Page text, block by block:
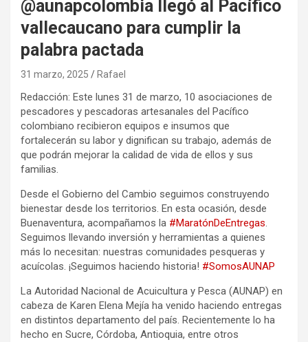
@aunapcolombia llegó al Pacífico
vallecaucano para cumplir la
palabra pactada
31 marzo, 2025 Rafael
Redacción: Este lunes 31 de marzo, 10 asociaciones de
pescadores y pescadoras artesanales del Pacífico
colombiano recibieron equipos e insumos que
fortalecerán su labor y dignifican su trabajo, además de
que podrán mejorar la calidad de vida de ellos y sus
familias.
Desde el Gobierno del Cambio seguimos construyendo
bienestar desde los territorios. En esta ocasión, desde
Buenaventura, acompañamos la #MaratónDeEntregas.
Seguimos llevando inversión y herramientas a quienes
más lo necesitan: nuestras comunidades pesqueras y
acuícolas. ¡Seguimos haciendo historia! #SomosAUNAP
La Autoridad Nacional de Acuicultura y Pesca (AUNAP) en
cabeza de Karen Elena Mejía ha venido haciendo entregas
en distintos departamento del país. Recientemente lo ha
hecho en Sucre, Córdoba, Antioquia, entre otros